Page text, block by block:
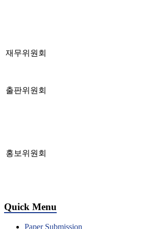
재무위원회
출판위원회
홍보위원회
Quick Menu
Paper Submission